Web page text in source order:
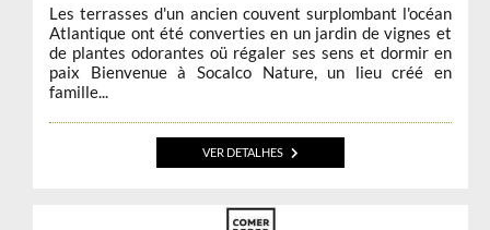
Les terrasses d'un ancien couvent surplombant l'océan
Atlantique ont été converties en un jardin de vignes et
de plantes odorantes oü régaler ses sens et dormir en
paix Bienvenue à Socalco Nature, un lieu créé en
famille...
VER DETALHES